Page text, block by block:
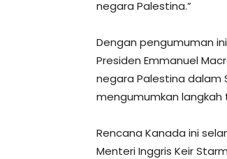
negara Palestina.”
Dengan pengumuman
Presiden Emmanuel
negara Palestina dalam
mengumumkan langkah
Rencana Kanada ini
Menteri Inggris Keir